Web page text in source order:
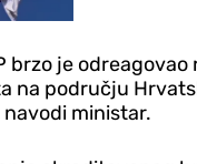
brzo je
na području
ministar.